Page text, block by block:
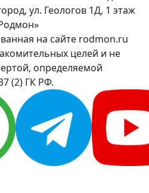
ул. Геологов 1Д, 1 этаж
на сайте rodmon.ru
целей и не
определяемой
(2) ГК РФ.